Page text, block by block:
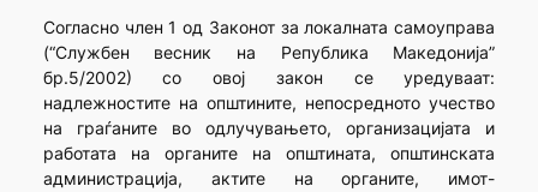
Согласно член 1 од Законот за локалната самоуправа
(“Службен весник на Република Македонија”
бр.5/2002) со овој закон се уредуваат:
надлежностите на општините, непосредното учество
на граѓаните во одлучувањето, организацијата и
работата на органите на општината, општинската
администрација, актите на органите, имот-